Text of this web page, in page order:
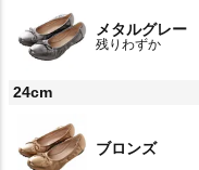
メタルグレー
残りわずか
24cm
ブロンズ